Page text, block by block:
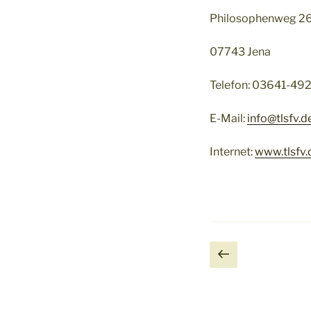
Philosophenweg
07743 Jena
Telefon: 03641-
E-Mail:
Internet:
Vorherige
Seite